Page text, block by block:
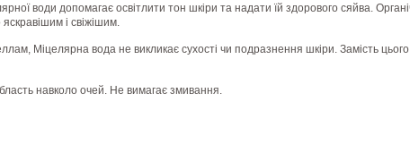
води допомагає освітлити тон шкіри та надати їй здорового сяйва.
і свіжішим.
Міцелярна вода не викликає сухості чи подразнення шкіри. Замість цього,
навколо очей. Не вимагає змивання.